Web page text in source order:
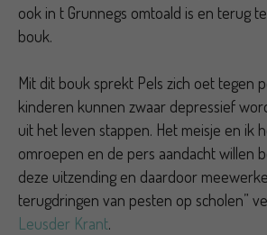
ook in t Grunnegs omtoald is en terug
bouk.
Mit dit bouk sprekt Pels zich oet tegen
kinderen kunnen zwaar depressief
uit het leven stappen. Het meisje en ik
omroepen en de pers aandacht willen
deze uitzending en daardoor
terugdringen van pesten op scholen”
Leusder Krant.